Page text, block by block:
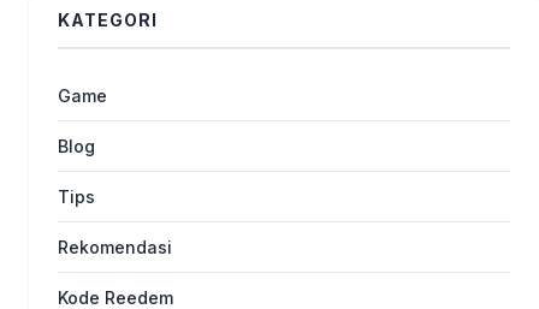
KATEGORI
Game
Blog
Tips
Rekomendasi
Kode Reedem